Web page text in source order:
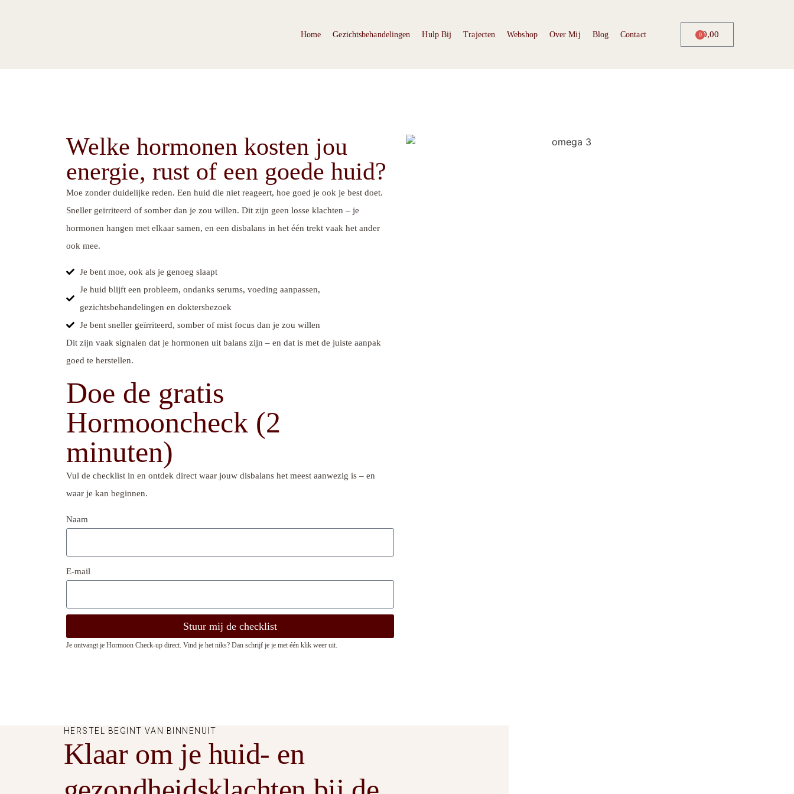
Home Gezichtsbehandelingen Hulp Bij Trajecten Webshop Over Mij Blog Contact €0,00
0
Welke hormonen kosten jou
energie, rust of een goede huid?
Moe zonder duidelijke reden. Een huid die niet reageert, hoe goed je ook je best doet.
Sneller geïrriteerd of somber dan je zou willen. Dit zijn geen losse klachten – je
hormonen hangen met elkaar samen, en een disbalans in het één trekt vaak het ander
ook mee.
Je bent moe, ook als je genoeg slaapt
Je huid blijft een probleem, ondanks serums, voeding aanpassen,
gezichtsbehandelingen en doktersbezoek
Je bent sneller geïrriteerd, somber of mist focus dan je zou willen
Dit zijn vaak signalen dat je hormonen uit balans zijn – en dat is met de juiste aanpak
goed te herstellen.
Doe de gratis
Hormooncheck (2
minuten)
Vul de checklist in en ontdek direct waar jouw disbalans het meest aanwezig is – en
waar je kan beginnen.
Naam
E-mail
Stuur mij de checklist
Je ontvangt je Hormoon Check-up direct. Vind je het niks? Dan schrijf je je met één klik weer uit.
HERSTEL BEGINT VAN BINNENUIT
Klaar om je huid- en